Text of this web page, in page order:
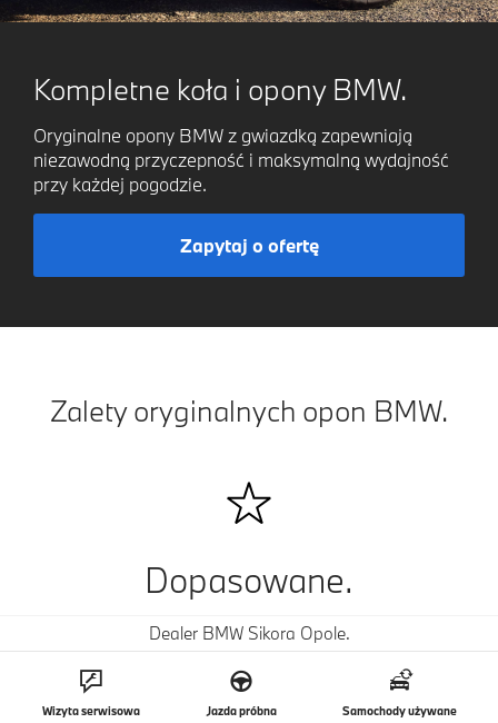
Kompletne koła i opony BMW.
Oryginalne opony BMW z gwiazdką zapewniają
niezawodną przyczepność i maksymalną wydajność
przy każdej pogodzie.
Zapytaj o ofertę
Zalety oryginalnych opon BMW.
Dopasowane.
Opony z gwiazdką zapewniają optymalną dynamikę
jazdy i podkreślają wygląd każdego modelu BMW.
Dealer BMW Sikora Opole.
Wizyta serwisowa Jazda próbna Samochody używane